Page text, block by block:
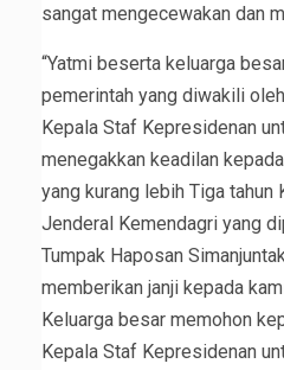
sangat mengecewakan dan
“Yatmi beserta keluarga
pemerintah yang diwakili
Kepala Staf Kepresidenan
menegakkan keadilan
yang kurang lebih Tiga tahun
Jenderal Kemendagri yang
Tumpak Haposan
memberikan janji kepada
Keluarga besar memohon
Kepala Staf Kepresidenan